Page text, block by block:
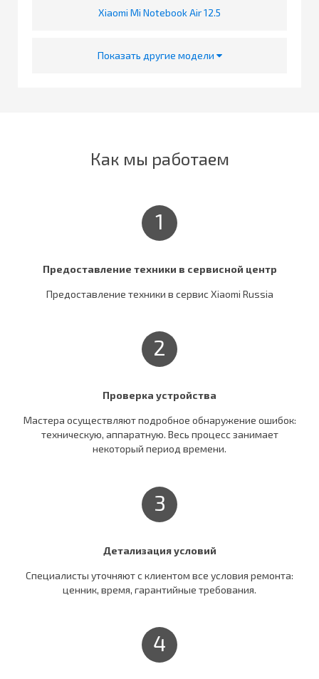
Xiaomi Mi Notebook Air 12.5
Показать другие модели
Как мы работаем
1
Предоставление техники в сервисной центр
Предоставление техники в сервис Xiaomi Russia
2
Проверка устройства
Мастера осуществляют подробное обнаружение ошибок:
техническую, аппаратную. Весь процесс занимает
некоторый период времени.
3
Детализация условий
Специалисты уточняют c клиентом все условия ремонта:
ценник, время, гарантийные требования.
4